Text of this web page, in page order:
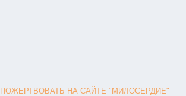
ПОЖЕРТВОВАТЬ НА САЙТЕ "МИЛОСЕРДИЕ"